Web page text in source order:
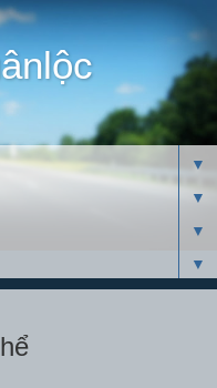
▼
▼
▼
▼